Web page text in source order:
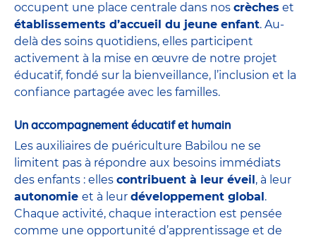
occupent une place centrale dans nos crèches et
établissements d’accueil du jeune enfant. Au-
delà des soins quotidiens, elles participent
activement à la mise en œuvre de notre projet
éducatif, fondé sur la bienveillance, l’inclusion et la
confiance partagée avec les familles.
Un accompagnement éducatif et humain
Les auxiliaires de puériculture Babilou ne se
limitent pas à répondre aux besoins immédiats
des enfants : elles contribuent à leur éveil , à leur
autonomie et à leur développement global .
Chaque activité, chaque interaction est pensée
comme une opportunité d’apprentissage et de